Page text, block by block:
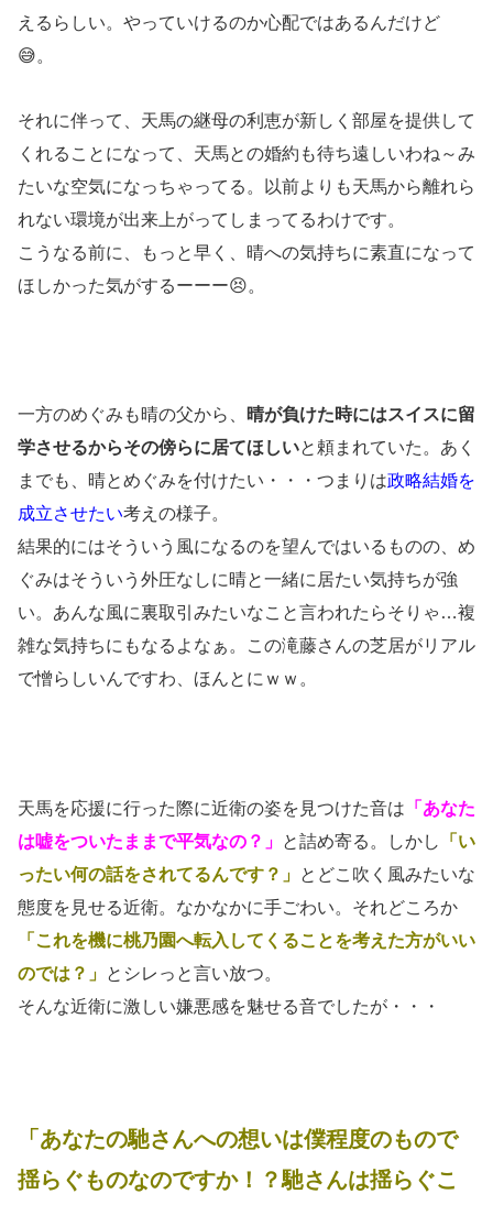
えるらしい。やっていけるのか心配ではあるんだけど
😅。
それに伴って、天馬の継母の利恵が新しく部屋を提供して
くれることになって、天馬との婚約も待ち遠しいわね～み
たいな空気になっちゃってる。以前よりも天馬から離れら
れない環境が出来上がってしまってるわけです。
こうなる前に、もっと早く、晴への気持ちに素直になって
ほしかった気がするーーー😣。
一方のめぐみも晴の父から、
晴が負けた時にはスイスに留
学させるからその傍らに居てほしいと頼まれていた。あく
までも、晴とめぐみを付けたい・・・つまりは政略結婚を
成立させたい考えの様子。
結果的にはそういう風になるのを望んではいるものの、め
ぐみはそういう外圧なしに晴と一緒に居たい気持ちが強
い。あんな風に裏取引みたいなこと言われたらそりゃ…複
雑な気持ちにもなるよなぁ。この滝藤さんの芝居がリアル
で憎らしいんですわ、ほんとにｗｗ。
天馬を応援に行った際に近衛の姿を見つけた音は 「あなた
は嘘をついたままで平気なの？」 と詰め寄る。しかし
「い
ったい何の話をされてるんです？」 とどこ吹く風みたいな
態度を見せる近衛。なかなかに手ごわい。それどころか
「これを機に桃乃園へ転入してくることを考えた方がいい
のでは？」 とシレっと言い放つ。
そんな近衛に激しい嫌悪感を魅せる音でしたが・・・
「あなたの馳さんへの想いは僕程度のもので
揺らぐものなのですか！？馳さんは揺らぐこ